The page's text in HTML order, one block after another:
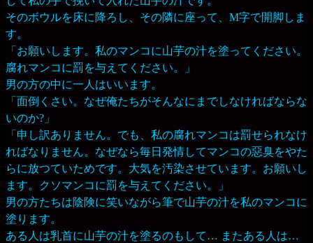
そのボウルを床に降ろし、その隣に座って、M字で開脚しま
す。
「お願いします。私のマンコに山芋の汁を塗ってください。
腐れマンコに罰を与えてください。」
男の方の中に一人はいいます。
「面倒くさい。なぜ俺たちがそんなにまでしなければならな
いのか?」
「申し訳ありません。でも、私の腐れマンコは罰せられなけ
ればなりません。なぜなら毎日発情してマンコの惡臭をやた
らに放つていためです。大気を汚染させています。お願いし
ます。クソマンコに罰を与えてください。」
男の方たちは陰険に笑いながら筆で山芋の汁を私のマンコに
塗ります。
ある人は乳首に山芋の汁を塗るのもして… またある人は…